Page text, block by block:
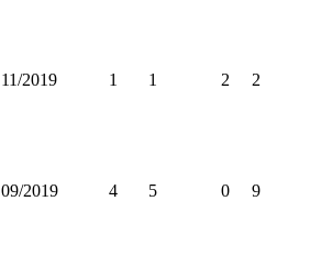
11/2019 1 1 2 2
09/2019 4 5 0 9